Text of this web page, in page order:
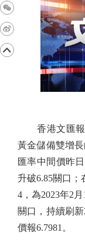
香港文匯報
黃金儲備雙增
匯率中間價昨
升破6.85關口；
4，為2023年2
關口，持續刷
價報6.7981。